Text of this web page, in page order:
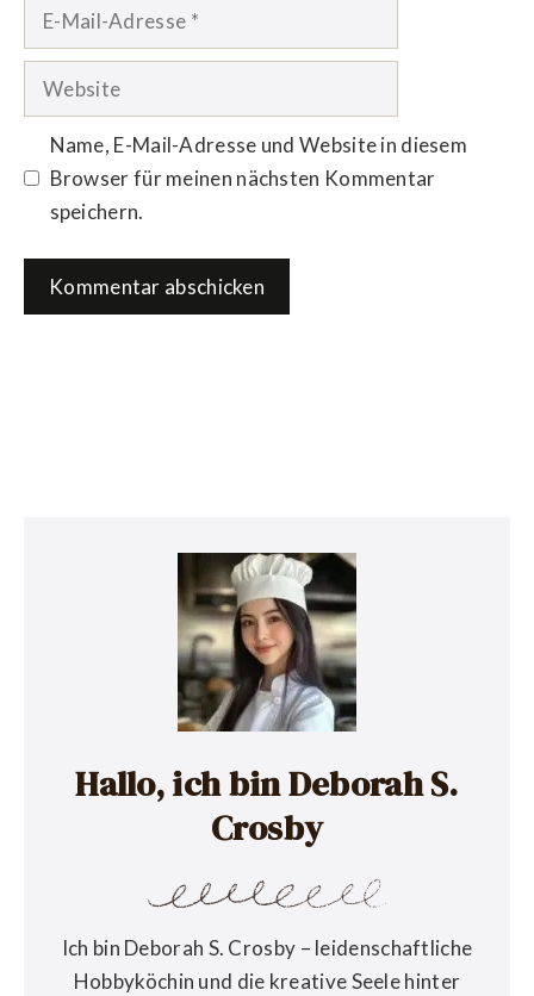
Website
Name, E-Mail-Adresse und Website in diesem
Browser für meinen nächsten Kommentar
speichern.
Hallo, ich bin Deborah S.
Crosby
Ich bin Deborah S. Crosby – leidenschaftliche
Hobbyköchin und die kreative Seele hinter